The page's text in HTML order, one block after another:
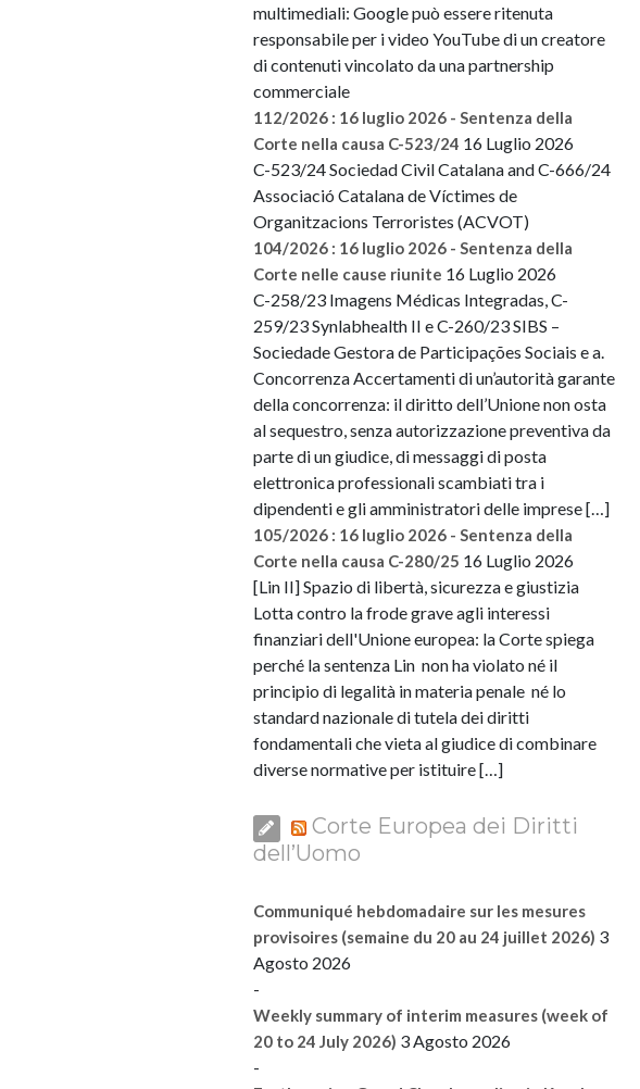
multimediali: Google può essere ritenuta
responsabile per i video YouTube di un creatore
di contenuti vincolato da una partnership
commerciale
112/2026 : 16 luglio 2026 - Sentenza della
Corte nella causa C-523/24 16 Luglio 2026
C-523/24 Sociedad Civil Catalana and C-666/24
Associació Catalana de Víctimes de
Organitzacions Terroristes (ACVOT)
104/2026 : 16 luglio 2026 - Sentenza della
Corte nelle cause riunite 16 Luglio 2026
C-258/23 Imagens Médicas Integradas, C-
259/23 Synlabhealth II e C-260/23 SIBS –
Sociedade Gestora de Participações Sociais e a.
Concorrenza Accertamenti di un’autorità garante
della concorrenza: il diritto dell’Unione non osta
al sequestro, senza autorizzazione preventiva da
parte di un giudice, di messaggi di posta
elettronica professionali scambiati tra i
dipendenti e gli amministratori delle imprese […]
105/2026 : 16 luglio 2026 - Sentenza della
Corte nella causa C-280/25 16 Luglio 2026
[Lin II] Spazio di libertà, sicurezza e giustizia
Lotta contro la frode grave agli interessi
finanziari dell'Unione europea: la Corte spiega
perché la sentenza Lin non ha violato né il
principio di legalità in materia penale né lo
standard nazionale di tutela dei diritti
fondamentali che vieta al giudice di combinare
diverse normative per istituire […]
Corte Europea dei Diritti
dell’Uomo
Communiqué hebdomadaire sur les mesures
provisoires (semaine du 20 au 24 juillet 2026) 3
Agosto 2026
-
Weekly summary of interim measures (week of
20 to 24 July 2026) 3 Agosto 2026
-